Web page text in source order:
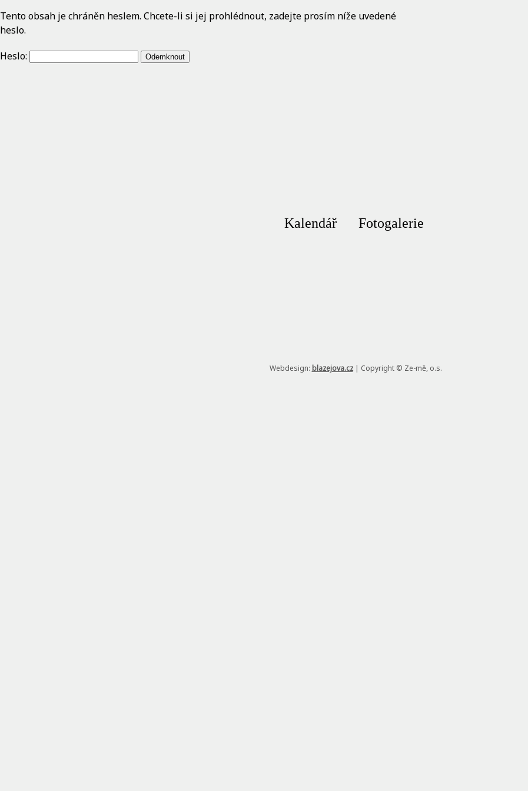
Tento obsah je chráněn heslem. Chcete-li si jej prohlédnout, zadejte prosím níže uvedené
heslo.
Heslo:
Kalendář Fotogalerie
Webdesign: blazejova.cz| Copyright © Ze-mě, o.s.